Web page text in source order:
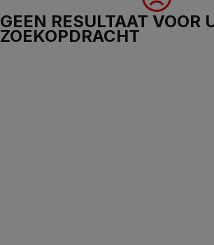
GEEN RESULTAAT VOOR
ZOEKOPDRACHT